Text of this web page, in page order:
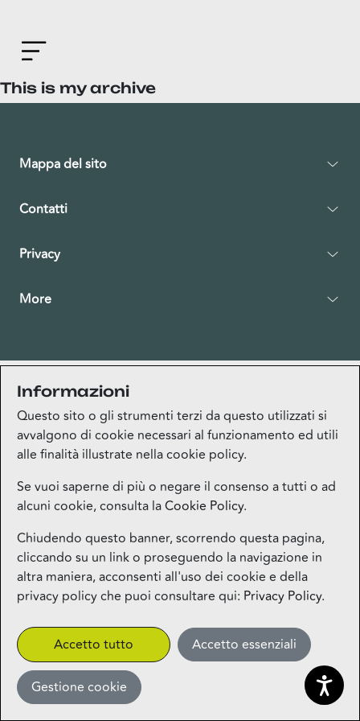
This is my archive
Informazioni
Questo sito o gli strumenti terzi da questo utilizzati si
avvalgono di cookie necessari al funzionamento ed utili
alle finalità illustrate nella cookie policy.
Se vuoi saperne di più o negare il consenso a tutti o ad
alcuni cookie, consulta laCookie Policy.
Chiudendo questo banner, scorrendo questa pagina,
cliccando su un link o proseguendo la navigazione in
altra maniera, acconsenti all'uso dei cookie e della
privacy policy che puoi consultare qui: Privacy Policy.
Accetto tutto Accetto essenziali
Gestione cookie
Mappa del sito
Contatti
Privacy
More